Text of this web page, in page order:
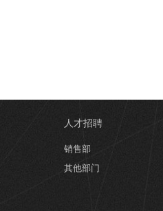
人才招聘
销售部
其他部门